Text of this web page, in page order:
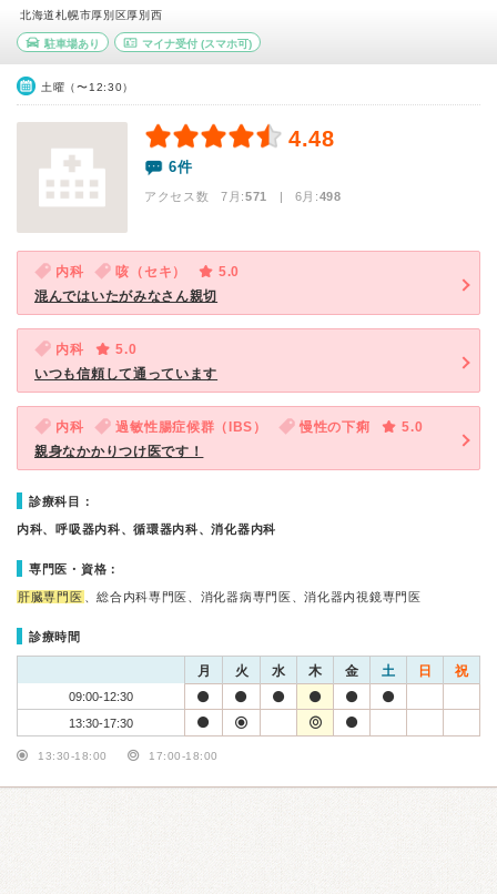
北海道札幌市厚別区厚別西
駐車場あり マイナ受付(スマホ可)
土曜（〜12:30）
4.48
6件
アクセス数 7月:571 | 6月:498
内科 咳（セキ）
5.0
混んではいたがみなさん親切
内科
5.0
いつも信頼して通っています
内科 過敏性腸症候群（IBS） 慢性の下痢
5.0
親身なかかりつけ医です！
診療科目：
内科、呼吸器内科、循環器内科、消化器内科
専門医・資格：
肝臓専門医 、総合内科専門医、消化器病専門医、消化器内視鏡専門医
診療時間
月 火 水 木 金 土 日 祝
09:00-12:30
13:30-17:30
13:30-18:00 17:00-18:00